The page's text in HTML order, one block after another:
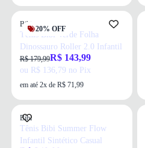
20% OFF
Bibi
Tênis Bibi Verde Folha
Dinossauro Roller 2.0 Infantil
R$ 179,99R$ 143,99
ou R$ 136,79 no Pix
em até 2x de R$ 71,99
Bibi
Tênis Bibi Summer Flow
Infantil Sintético Casual